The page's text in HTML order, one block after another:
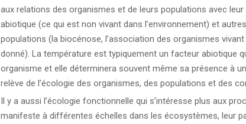
aux relations des organismes et de leurs populations avec
abiotique (ce qui est non vivant dans l’environnement) et
populations (la biocénose, l’association des organismes
donné). La température est typiquement un facteur abiotique
organisme et elle déterminera souvent même sa présence à
relève de l’écologie des organismes, des populations et des
Il y a aussi l’écologie fonctionnelle qui s’intéresse plus aux
manifeste à différentes échelles dans les écosystèmes, leur